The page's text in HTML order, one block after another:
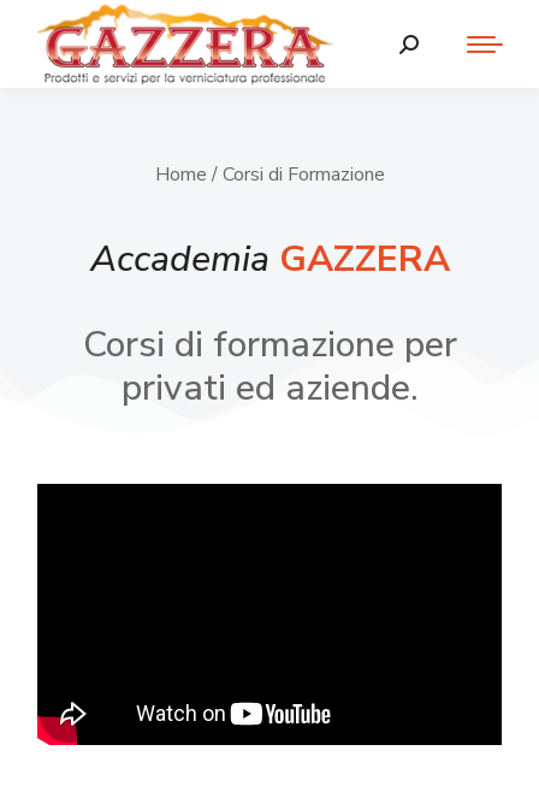
Home / Corsi di Formazione
Accademia GAZZERA
Corsi di formazione per
privati ed aziende.